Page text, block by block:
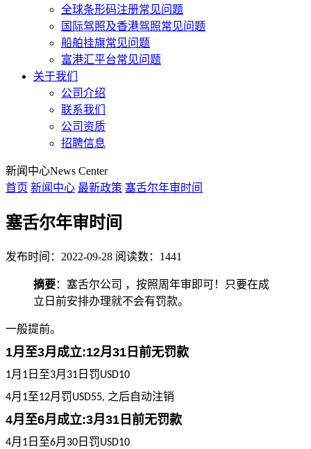
全球条形码注册常见问题
国际驾照及香港驾照常见问题
船舶挂旗常见问题
富港汇平台常见问题
关于我们
公司介绍
联系我们
公司资质
招聘信息
新闻中心News Center
首页 新闻中心 最新政策 塞舌尔年审时间
塞舌尔年审时间
发布时间：2022-09-28 阅读数：1441
摘要：塞舌尔公司 ，按照周年审即可！只要在成
立日前安排办理就不会有罚款。
一般提前。
1月至3月成立:12月31日前无罚款
1月 1 日至3月 31 日罚USD10
4月 1至12月罚USD55, 之后自动注销
4月至6月成立:3月31日前无罚款
4月 1 日至6月 30 日罚USD10